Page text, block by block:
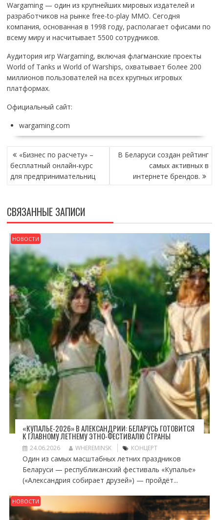
Wargaming — один из крупнейших мировых издателей и
разработчиков на рынке free-to-play MMO. Сегодня
компания, основанная в 1998 году, располагает офисами по
всему миру и насчитывает 5500 сотрудников.
Аудитория игр Wargaming, включая флагманские проекты
World of Tanks и World of Warships, охватывает более 200
миллионов пользователей на всех крупных игровых
платформах.
Официальный сайт:
wargaming.com
НАВИГАЦИЯ
ПО
ЗАПИСЯМ
«Бизнес по расчету» –
бесплатный онлайн-курс
для предпринимательниц
В Беларуси создан рейтинг
самых активных в
интернете брендов.
СВЯЗАННЫЕ ЗАПИСИ
НОВОСТИ
«КУПАЛЬЕ-2026» В АЛЕКСАНДРИИ: БЕЛАРУСЬ ГОТОВИТСЯ
К ГЛАВНОМУ ЛЕТНЕМУ ЭТНО-ФЕСТИВАЛЮ СТРАНЫ
24.06.2026 WHEREMINSK КОНЦЕРТ
Один из самых масштабных летних праздников
Беларуси — республиканский фестиваль «Купалье»
(«Александрия собирает друзей») — пройдёт...
НОВОСТИ